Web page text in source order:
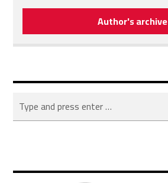
Author's archive